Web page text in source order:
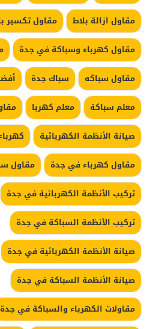
مقاول ازالة بلاط
مقاول تكسير
مقاول كهرباء وسباكة في جدة
مقاول سباكه
سباك جدة
معلم سباكة
معلم كهربا
صيانة الأنظمة الكهربائية
مقاول كهرباء في جدة
مقاول
تركيب الأنظمة الكهربائية في جدة
تركيب الأنظمة السباكة في جدة
صيانة الأنظمة الكهربائية في جدة
صيانة الأنظمة السباكة في جدة
مقاولات الكهرباء والسباكة في جدة